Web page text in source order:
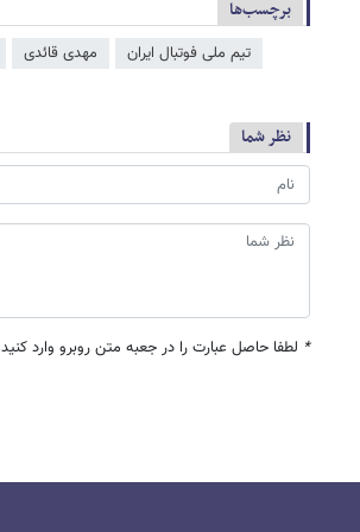
برچسب‌ها
تیم ملی فوتبال ایران مهدی قائدی
نظر شما
* لطفا حاصل عبارت را در جعبه متن روبرو وارد کنید